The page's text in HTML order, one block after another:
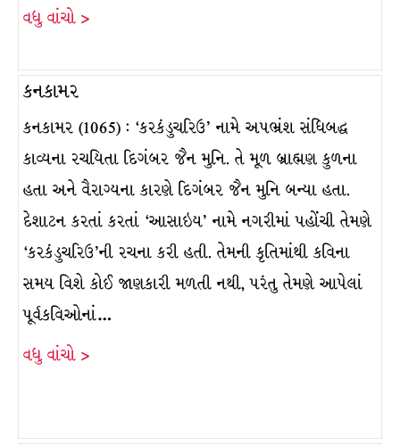
વધુ વાંચો >
કનકામર
કનકામર (1065) : ‘કરકંડુચરિઉ’ નામે અપભ્રંશ સંધિબદ્ધ
કાવ્યના રચયિતા દિગંબર જૈન મુનિ. તે મૂળ બ્રાહ્મણ કુળના
હતા અને વૈરાગ્યના કારણે દિગંબર જૈન મુનિ બન્યા હતા.
દેશાટન કરતાં કરતાં ‘આસાઇય’ નામે નગરીમાં પહોંચી તેમણે
‘કરકંડુચરિઉ’ની રચના કરી હતી. તેમની કૃતિમાંથી કવિના
સમય વિશે કોઈ જાણકારી મળતી નથી, પરંતુ તેમણે આપેલાં
પૂર્વકવિઓનાં…
વધુ વાંચો >